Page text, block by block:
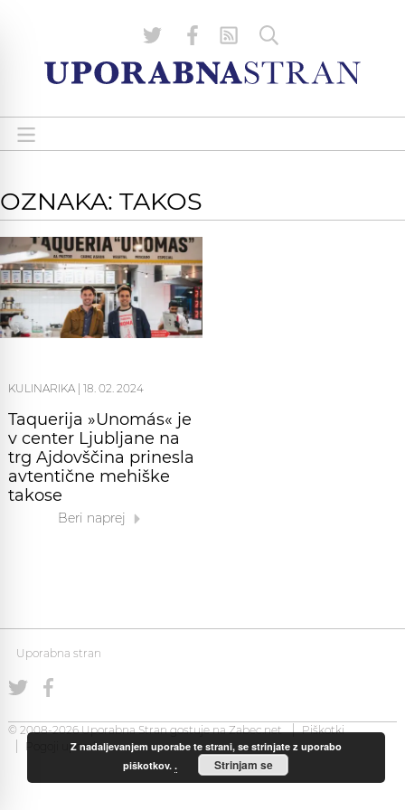
OZNAKA: TAKOS
KULINARIKA 18. 02. 2024
Taquerija »Unomás« je
v center Ljubljane na
trg Ajdovščina prinesla
avtentične mehiške
takose
Beri naprej
Uporabna stran
© 2008-2026 Uporabna Stran gostuje naZabec.net
Piškotki
Pogoji uporabeZ nadaljevanjem uporabe te strani, se strinjate z uporabo
piškotkov.. Strinjam se